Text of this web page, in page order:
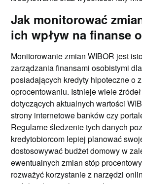
Jak monitorować
ich wpływ na finanse
Monitorowanie zmian WIBOR jest
zarządzania finansami osobistymi
posiadających kredyty hipoteczne o
oprocentowaniu. Istnieje wiele
dotyczących aktualnych wartości
strony internetowe banków czy
Regularne śledzenie tych danych
kredytobiorcom lepiej planować
dostosowywać budżet domowy w
ewentualnych zmian stóp
rozważyć korzystanie z narzędzi